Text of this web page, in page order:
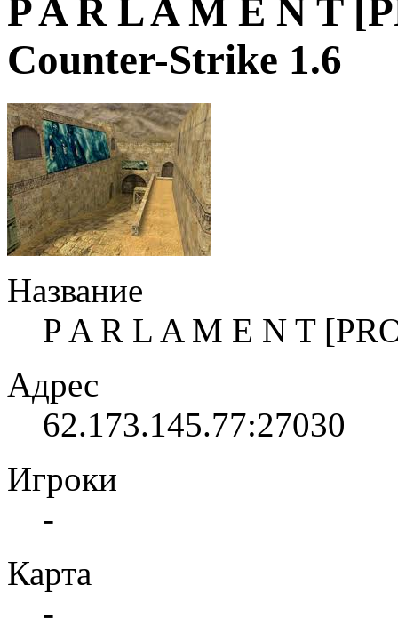
P A R L A M E N T
Counter-Strike 1.6
Название
P A R L A M E N T
Адрес
62.173.145.77:27030
Игроки
-
Карта
-